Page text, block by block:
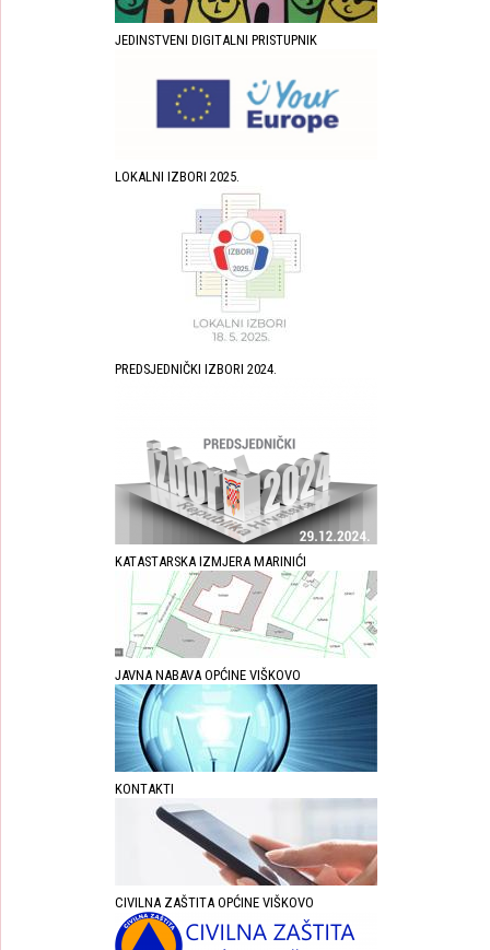
JEDINSTVENI DIGITALNI PRISTUPNIK
LOKALNI IZBORI 2025.
PREDSJEDNIČKI IZBORI 2024.
KATASTARSKA IZMJERA MARINIĆI
JAVNA NABAVA OPĆINE VIŠKOVO
KONTAKTI
CIVILNA ZAŠTITA OPĆINE VIŠKOVO